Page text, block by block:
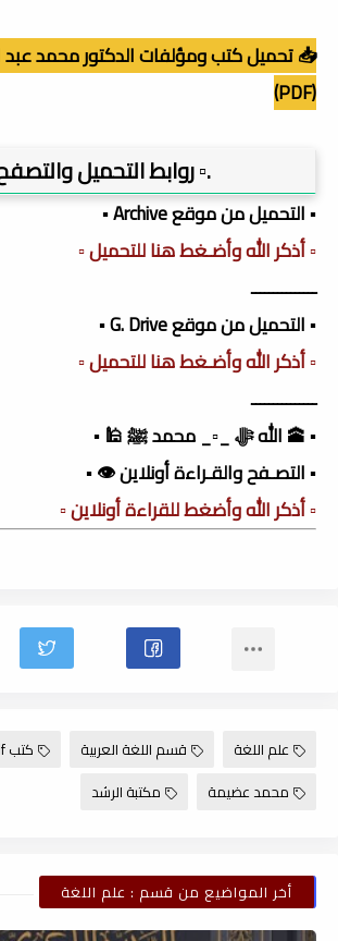
📥 تحميل كتب ومؤلفات الدكتور محمد
(PDF)
.▫️ روابط التحميل
▪️ التحميل من موقع Archive ▪️
▫️ أذكر الله وأضـغط هنا للتحميل ▫️
ـــــــــــــــ
▪️ التحميل من موقع G. Drive ▪️
▫️ أذكر الله وأضـغط هنا للتحميل ▫️
ـــــــــــــــ
▪️ 🕋 الله ﷻ _▫️_ محمد ﷺ 🕌 ▪️
▪️ التصـفح والقـراءة أونلاين 👁️ ▪️
▫️ أذكر الله وأضغط للقراءة أونلاين ▫️
علم اللغة قسم اللغة العربية
كتب pdf
محمد عضيمة
مكتبة الرشد
أخر المواضيع من قسم : علم اللغة